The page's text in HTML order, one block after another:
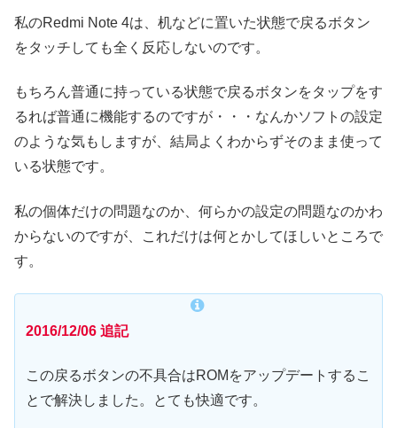
私のRedmi Note 4は、机などに置いた状態で戻るボタン
をタッチしても全く反応しないのです。
もちろん普通に持っている状態で戻るボタンをタップをす
るれば普通に機能するのですが・・・なんかソフトの設定
のような気もしますが、結局よくわからずそのまま使って
いる状態です。
私の個体だけの問題なのか、何らかの設定の問題なのかわ
からないのですが、これだけは何とかしてほしいところで
す。
2016/12/06 追記
この戻るボタンの不具合はROMをアップデートするこ
とで解決しました。とても快適です。